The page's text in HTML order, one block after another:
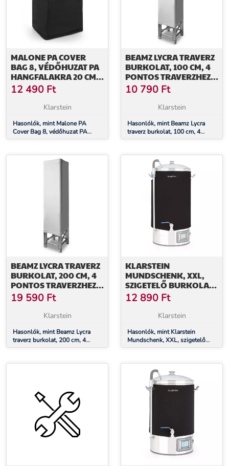
MALONE PA COVER
BAG 8, VÉDŐHUZAT PA
HANGFALAKRA 20 CM-
ES (8"), NEJLON,
FEKETE
12 490 Ft
Klarstein
Hasonlók, mint Malone PA
Cover Bag 8, védőhuzat PA
hangfalakra 20 cm-es (8"),
BEAMZ LYCRA TRAVERZ
BURKOLAT, 100 CM, 4
PONTOS TRAVERZHEZ,
FEHÉR
10 790 Ft
Klarstein
Hasonlók, mint Beamz Lycra
traverz burkolat, 100 cm, 4
pontos traverzhez, fehér
BEAMZ LYCRA TRAVERZ
BURKOLAT, 200 CM, 4
PONTOS TRAVERZHEZ,
FEHÉR
19 590 Ft
Klarstein
Hasonlók, mint Beamz Lycra
traverz burkolat, 200 cm, 4
pontos traverzhez, fehér
KLARSTEIN
MUNDSCHENK, XXL,
SZIGETELŐ BURKOLAT,
50L, TARTOZÉKOK
12 890 Ft
Klarstein
Hasonlók, mint Klarstein
Mundschenk, XXL, szigetelő
burkolat, 50l, tartozékok